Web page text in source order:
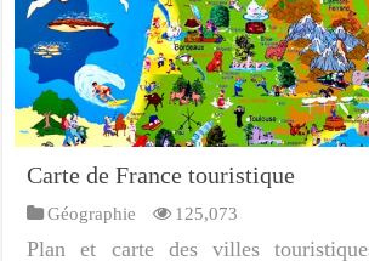
Carte de France touristique
Géographie 125,073
Plan et carte des villes